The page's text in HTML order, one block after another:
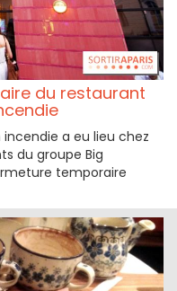
du restaurant
incendie a eu lieu chez
du groupe Big
temporaire